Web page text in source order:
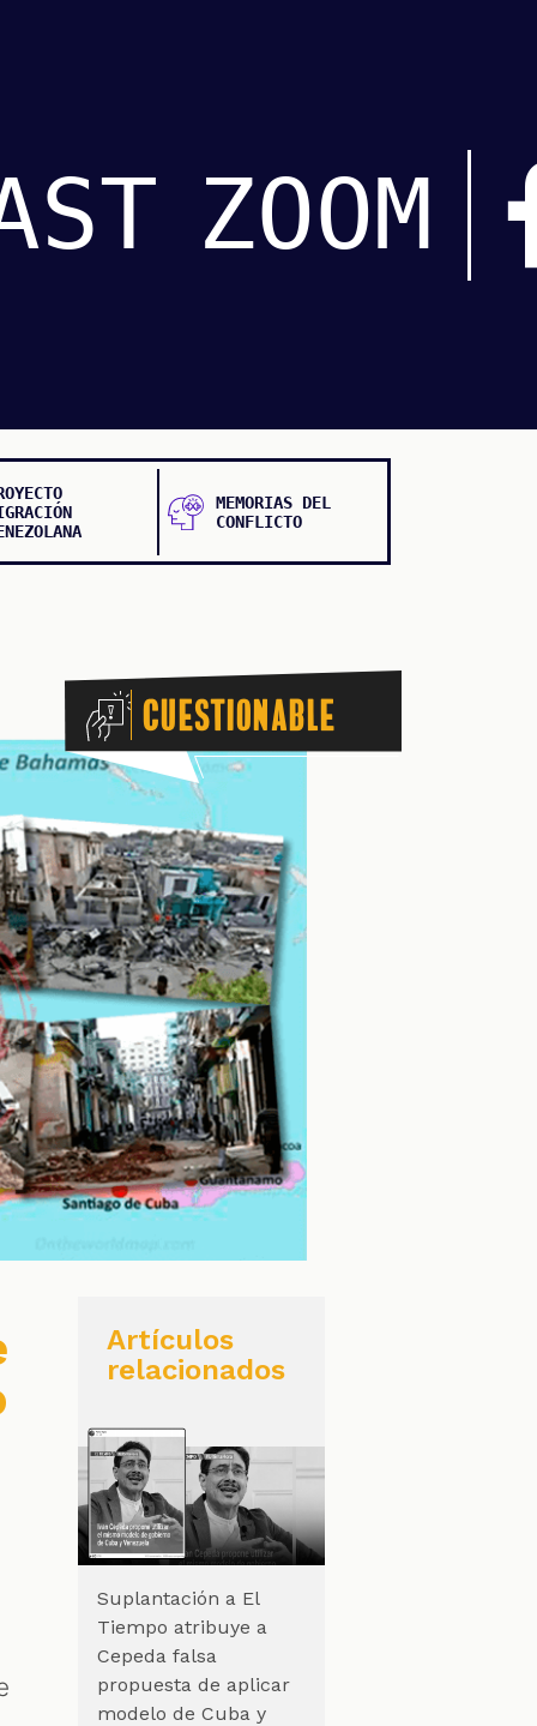
ZOOM
MEMORIAS DEL
CONFLICTO
Cuestionable
Artículos
relacionados
Suplantación a El
Tiempo atribuye a
Cepeda falsa
propuesta de aplicar
modelo de Cuba y